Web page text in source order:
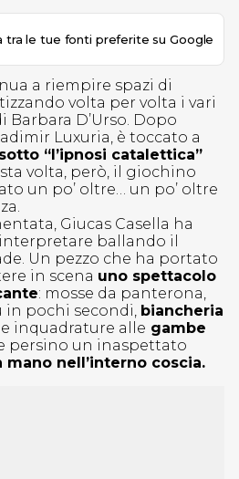
tra le tue fonti preferite su Google
a riempire spazi di
volta per volta i vari
D’Urso. Dopo
Luxuria, è toccato a
“l’ipnosi catalettica”
volta, però, il giochino
un po’ oltre… un po’ oltre
Giucas Casella ha
ballando il
Un pezzo che ha portato
in scena uno spettacolo
: mosse da panterona,
in pochi secondi, biancheria
inquadrature alle gambe
persino un inaspettato
nell’interno coscia.